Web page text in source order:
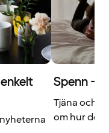
Spenn –
Tjäna och
om hur det